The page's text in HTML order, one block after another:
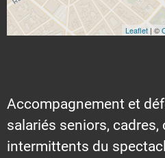
Leaflet | ©
Accompagnement et
salariés seniors,
intermittents du